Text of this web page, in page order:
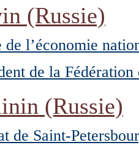
(Russie)
de l’économie
de la Fédération
(Russie)
de Saint-